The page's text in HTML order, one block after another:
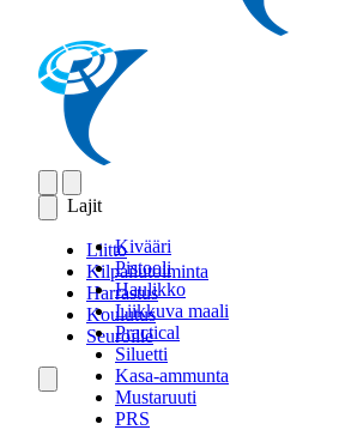
Lajit
Kivääri
Pistooli
Haulikko
Liikkuva maali
Practical
Siluetti
Kasa-ammunta
Mustaruuti
PRS
Liitto
Kilpailutoiminta
Harrastus
Koulutus
Seuroille